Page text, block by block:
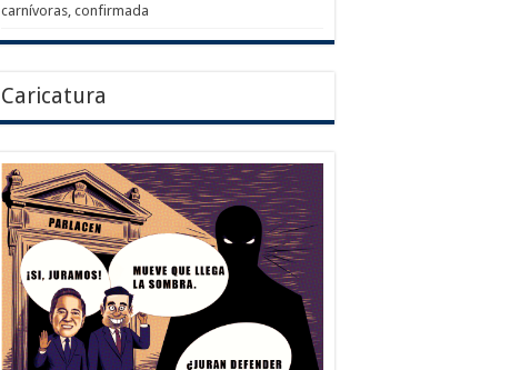
carnívoras, confirmada
Caricatura